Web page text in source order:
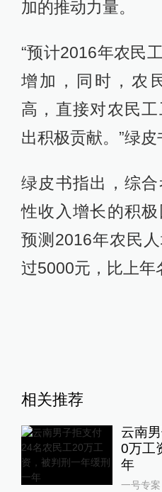
加的推动力量。
“预计2016年农民
增加，同时，农
高，直接对农民
出积极贡献。”绿皮
绿皮书指出，综
性收入增长的积极
预测2016年农民
过5000元，比上年
相关推荐
云南
0万工
年
一号专案